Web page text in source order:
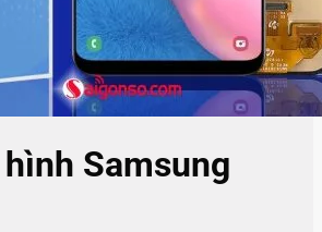
Samsung